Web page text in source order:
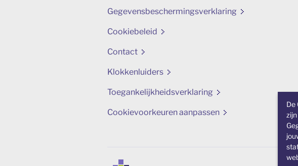
De
Gegevensbeschermingsverklaring
Cookiebeleid
Contact
Klokkenluiders
Toegankelijkheidsverklaring
Cookievoorkeuren aanpassen